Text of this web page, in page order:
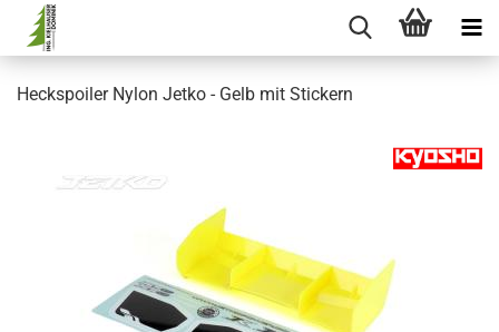
Heckspoiler Nylon Jetko - Gelb mit Stickern